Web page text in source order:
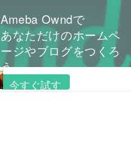
Ameba Owndで
あなただけのホームペ
ージやブログをつくろ
う
今すぐ試す